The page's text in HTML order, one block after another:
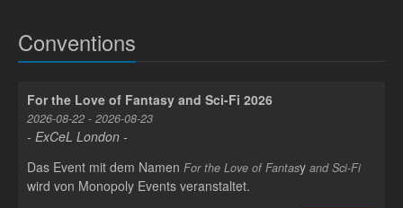
Conventions
For the Love of Fantasy and Sci-Fi 2026
2026-08-22 - 2026-08-23
- ExCeL London -
Das Event mit dem Namen For the Love of Fantasy and Sci-Fi
wird von Monopoly Events veranstaltet.